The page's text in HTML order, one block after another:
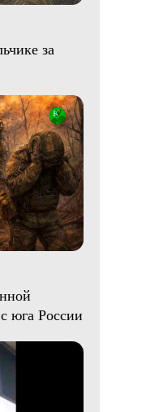
за
юга России